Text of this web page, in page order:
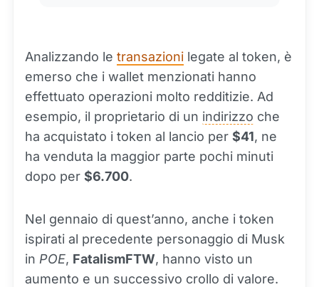
Analizzando le transazioni legate al token, è
emerso che i wallet menzionati hanno
effettuato operazioni molto redditizie. Ad
esempio, il proprietario di un indirizzo che
ha acquistato i token al lancio per $41, ne
ha venduta la maggior parte pochi minuti
dopo per $6.700.
Nel gennaio di quest’anno, anche i token
ispirati al precedente personaggio di Musk
in POE, FatalismFTW, hanno visto un
aumento e un successivo crollo di valore.